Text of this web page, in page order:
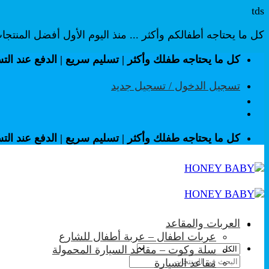
tds
كل ما يحتاجه أطفالكم وأكثر ... منذ اليوم الأول أفضل
تخطيكل ما يحتاجه طفلك وأكثر | تسليم سريع | الدفع عند
تسجيل الدخول / تسجيل جديد
كل ما يحتاجه طفلك وأكثر | تسليم سريع | الدفع عند
البحث
العربات والمقاعد
عربات اطفال – عربة أطفال للشارع
سلة وكوت – مقاعد السيارة المحمولة
مقاعد السيارة